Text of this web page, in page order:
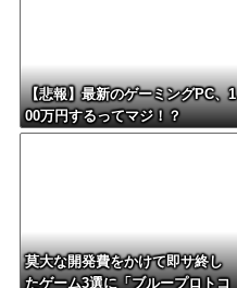
【悲報】最新のゲーミングPC、1
00万円するってマジ！？
莫大な開発費をかけて即サ終し
たゲーム3選に「ブループロトコ